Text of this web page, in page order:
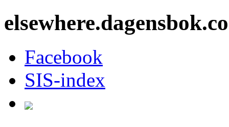
Facebook
SIS-index